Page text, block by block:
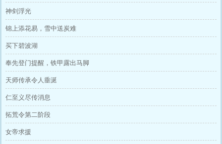
神剑浮光
锦上添花易，雪中送炭难
买下碧波湖
奉先登门提醒，铁甲露出马脚
天师传承令人垂涎
仁至义尽传消息
拓荒令第二阶段
女帝求援